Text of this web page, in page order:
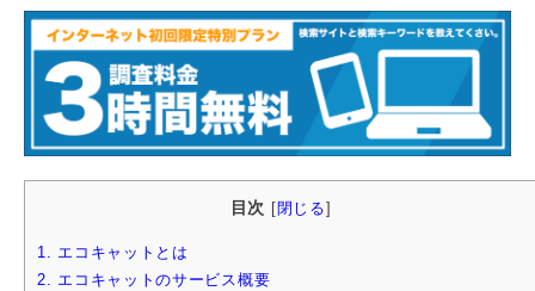
目次 閉じる
1. エコキャットとは
2. エコキャットのサービス概要